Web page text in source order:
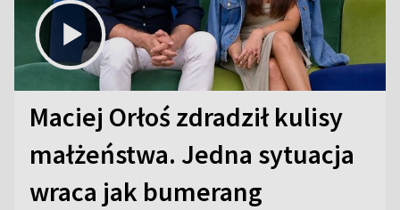
Maciej Orłoś zdradził kulisy
małżeństwa. Jedna sytuacja
wraca jak bumerang